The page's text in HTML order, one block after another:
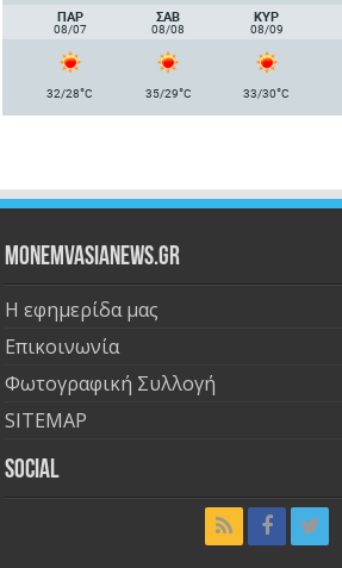
ΠΑΡ
08/07
ΣΑΒ
08/08
ΚΥΡ
08/09
32/28°C 35/29°C 33/30°C
Monemvasianews.gr
Η εφημερίδα μας
Επικοινωνία
Φωτογραφική Συλλογή
SITEMAP
Social